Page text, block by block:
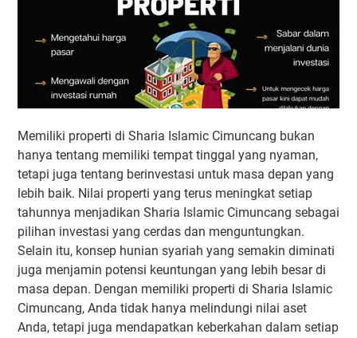
Memiliki properti di Sharia Islamic Cimuncang bukan
hanya tentang memiliki tempat tinggal yang nyaman,
tetapi juga tentang berinvestasi untuk masa depan yang
lebih baik. Nilai properti yang terus meningkat setiap
tahunnya menjadikan Sharia Islamic Cimuncang sebagai
pilihan investasi yang cerdas dan menguntungkan.
Selain itu, konsep hunian syariah yang semakin diminati
juga menjamin potensi keuntungan yang lebih besar di
masa depan. Dengan memiliki properti di Sharia Islamic
Cimuncang, Anda tidak hanya melindungi nilai aset
Anda, tetapi juga mendapatkan keberkahan dalam setiap